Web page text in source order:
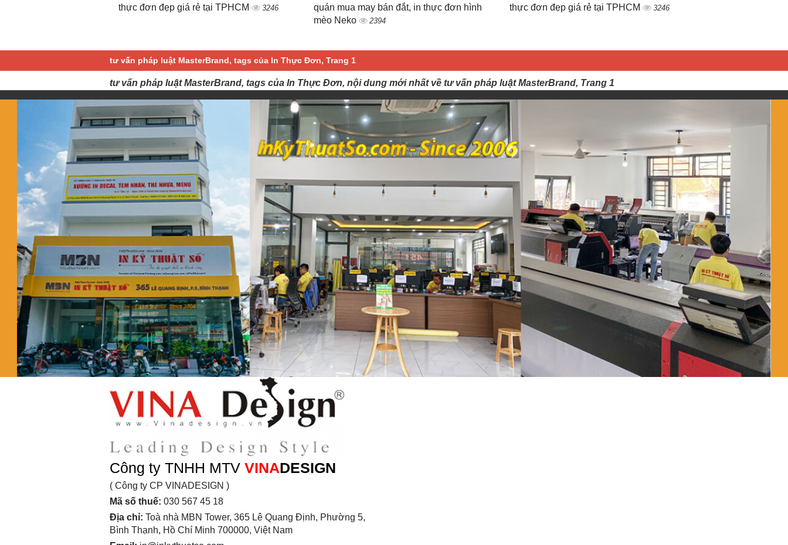
thực đơn đẹp giá rẻ tại TPHCM
3246
quán mua may bán đắt, in thực đơn hình
mèo Neko
2394
thực đơn đẹp giá rẻ tại TPHCM
3246
tư vấn pháp luật MasterBrand, tags của In Thực Đơn, Trang 1
tư vấn pháp luật MasterBrand, tags của In Thực Đơn, nội dung mới nhất về tư vấn pháp luật MasterBrand, Trang 1
Công ty TNHH MTV VINADESIGN
( Công ty CP VINADESIGN )
Mã số thuế: 030 567 45 18
Địa chỉ: Toà nhà MBN Tower, 365 Lê Quang Định, Phường 5,
Bình Thạnh, Hồ Chí Minh 700000, Việt Nam